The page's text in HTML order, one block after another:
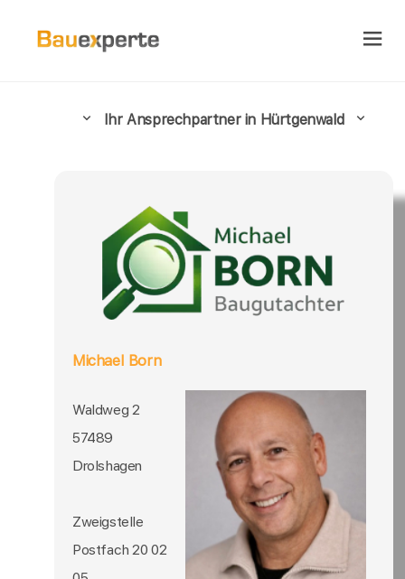
Ihr Ansprechpartner in Hürtgenwald
Michael Born
Waldweg 2
57489
Drolshagen
Zweigstelle
Postfach 20 02